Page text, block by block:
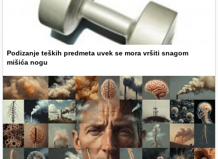
Podizanje teških predmeta uvek se mora vršiti snagom
mišića nogu